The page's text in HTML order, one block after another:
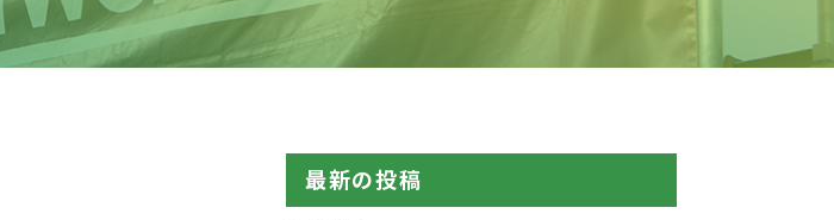
最新の投稿